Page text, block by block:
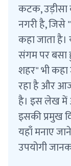
कटक, उड़ीसा
नगरी है, जिसे
कहा जाता
संगम पर बसा
शहर" भी कहा
रहा है और
है। इस लेख में
इसकी प्रमुख
यहाँ मनाए
उपयोगी